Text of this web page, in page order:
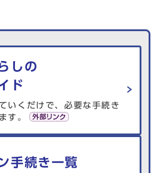
しの
ド
いくだけで、必要な手続き
す。
手続き一覧